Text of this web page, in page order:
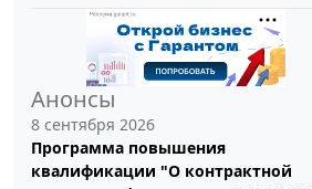
Анонсы
8 сентября 2026
Программа повышения
квалификации "О контрактной